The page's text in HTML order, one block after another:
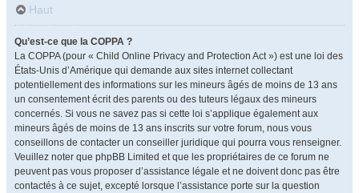
Haut
Qu’est-ce que la COPPA ?
La COPPA (pour « Child Online Privacy and Protection Act ») est une loi des
États-Unis d’Amérique qui demande aux sites internet collectant
potentiellement des informations sur les mineurs âgés de moins de 13 ans
un consentement écrit des parents ou des tuteurs légaux des mineurs
concernés. Si vous ne savez pas si cette loi s’applique également aux
mineurs âgés de moins de 13 ans inscrits sur votre forum, nous vous
conseillons de contacter un conseiller juridique qui pourra vous renseigner.
Veuillez noter que phpBB Limited et que les propriétaires de ce forum ne
peuvent pas vous proposer d’assistance légale et ne doivent donc pas être
contactés à ce sujet, excepté lorsque l’assistance porte sur la question